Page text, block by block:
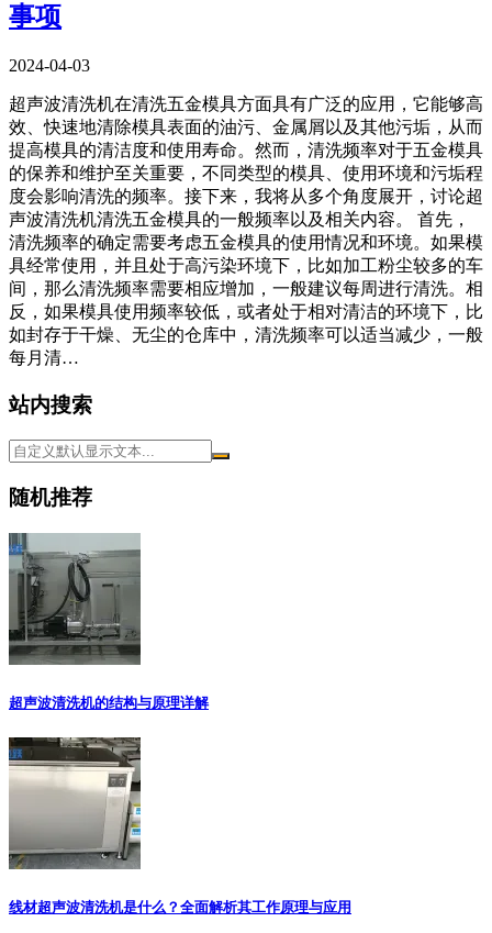
事项
2024-04-03
超声波清洗机在清洗五金模具方面具有广泛的应用，它能够高
效、快速地清除模具表面的油污、金属屑以及其他污垢，从而
提高模具的清洁度和使用寿命。然而，清洗频率对于五金模具
的保养和维护至关重要，不同类型的模具、使用环境和污垢程
度会影响清洗的频率。接下来，我将从多个角度展开，讨论超
声波清洗机清洗五金模具的一般频率以及相关内容。 首先，
清洗频率的确定需要考虑五金模具的使用情况和环境。如果模
具经常使用，并且处于高污染环境下，比如加工粉尘较多的车
间，那么清洗频率需要相应增加，一般建议每周进行清洗。相
反，如果模具使用频率较低，或者处于相对清洁的环境下，比
如封存于干燥、无尘的仓库中，清洗频率可以适当减少，一般
每月清…
站内搜索
随机推荐
超声波清洗机的结构与原理详解
线材超声波清洗机是什么？全面解析其工作原理与应用